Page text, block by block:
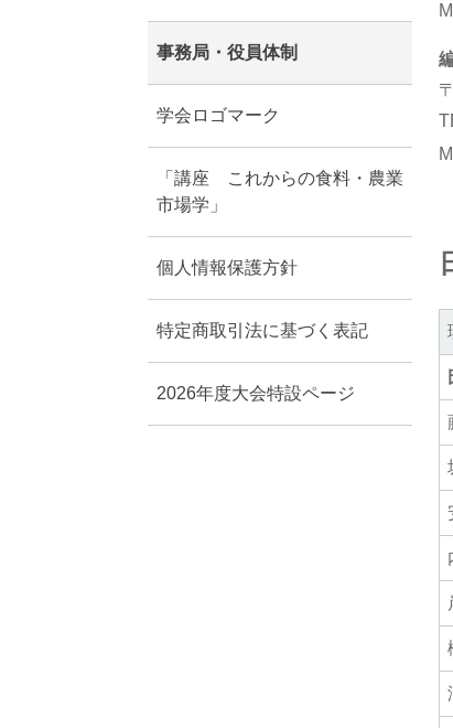
事務局・役員体制
学会ロゴマーク
「講座 これからの食料・農業
市場学」
個人情報保護方針
特定商取引法に基づく表記
2026年度大会特設ページ